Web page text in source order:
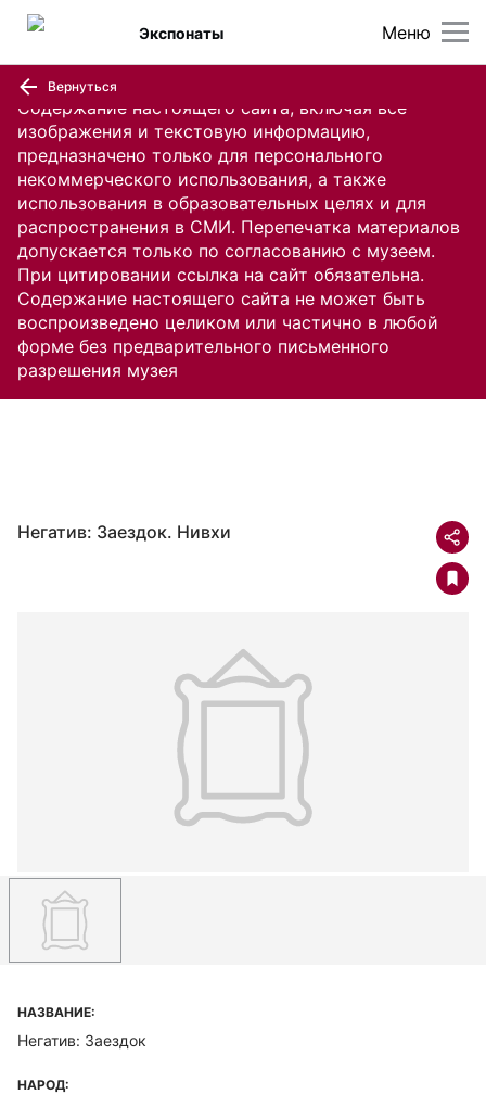
Содержание настоящего сайта, включая все
изображения и текстовую информацию,
предназначено только для персонального
некоммерческого использования, а также
использования в образовательных целях и для
распространения в СМИ. Перепечатка материалов
допускается только по согласованию с музеем.
При цитировании ссылка на сайт обязательна.
Содержание настоящего сайта не может быть
воспроизведено целиком или частично в любой
форме без предварительного письменного
разрешения музея
Меню
Экспонаты
Вернуться
Негатив: Заездок. Нивхи
НАЗВАНИЕ:
Негатив: Заездок
НАРОД: